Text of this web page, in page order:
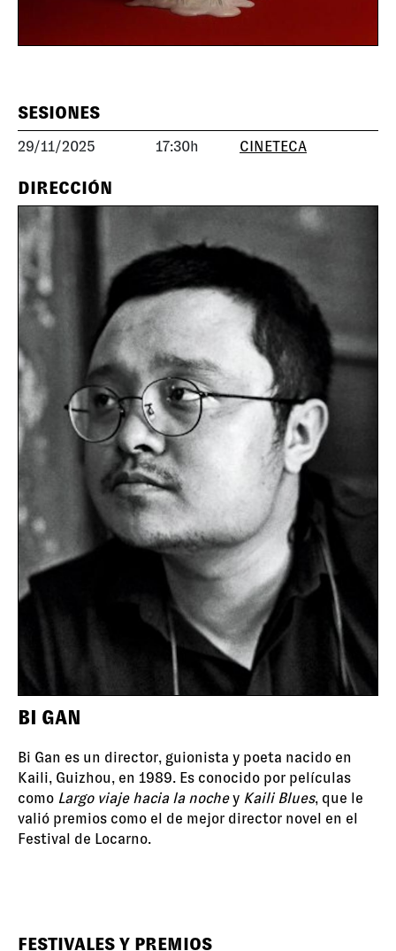
SESIONES
29/11/2025 17:30h CINETECA
DIRECCIÓN
BI GAN
Bi Gan es un director, guionista y poeta nacido en
Kaili, Guizhou, en 1989. Es conocido por películas
como Largo viaje hacia la noche y Kaili Blues, que le
valió premios como el de mejor director novel en el
Festival de Locarno.
FESTIVALES Y PREMIOS